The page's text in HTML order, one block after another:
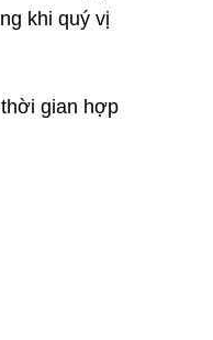
khi quý vị
gian hợp